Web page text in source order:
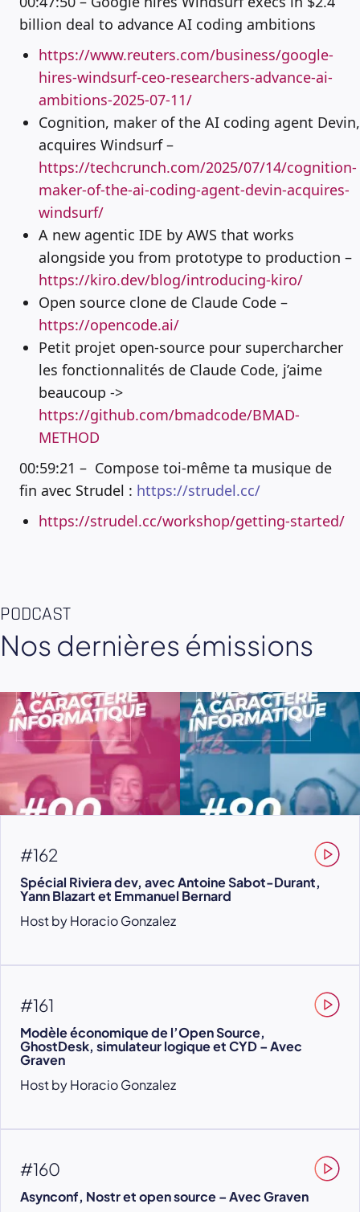
billion deal to advance AI coding ambitions
https://www.reuters.com/business/google-
hires-windsurf-ceo-researchers-advance-ai-
ambitions-2025-07-11/
Cognition, maker of the AI coding agent Devin,
acquires Windsurf –
https://techcrunch.com/2025/07/14/cognition-
maker-of-the-ai-coding-agent-devin-acquires-
windsurf/
A new agentic IDE by AWS that works
alongside you from prototype to production –
https://kiro.dev/blog/introducing-kiro/
Open source clone de Claude Code –
https://opencode.ai/
Petit projet open-source pour supercharcher
les fonctionnalités de Claude Code, j’aime
beaucoup ->
https://github.com/bmadcode/BMAD-
METHOD
00:59:21 – Compose toi-même ta musique de
fin avec Strudel : https://strudel.cc/
https://strudel.cc/workshop/getting-started/
PODCAST
Nos dernières émissions
#162
Spécial Riviera dev, avec Antoine Sabot-Durant,
Yann Blazart et Emmanuel Bernard
Host by Horacio Gonzalez
#161
Modèle économique de l’Open Source,
GhostDesk, simulateur logique et CYD – Avec
Graven
Host by Horacio Gonzalez
#160
Asynconf, Nostr et open source – Avec Graven